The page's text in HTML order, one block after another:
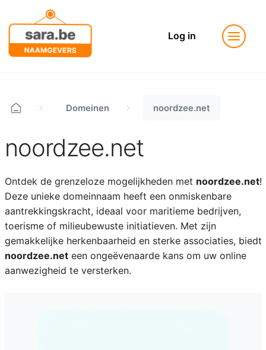
Log in
Domeinen noordzee.net
noordzee.net
Ontdek de grenzeloze mogelijkheden met noordzee.net!
Deze unieke domeinnaam heeft een onmiskenbare
aantrekkingskracht, ideaal voor maritieme bedrijven,
toerisme of milieubewuste initiatieven. Met zijn
gemakkelijke herkenbaarheid en sterke associaties, biedt
noordzee.neteen ongeëvenaarde kans om uw online
aanwezigheid te versterken.